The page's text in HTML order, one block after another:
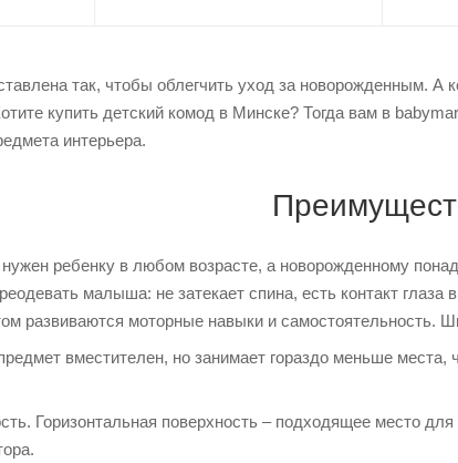
так, чтобы облегчить уход за новорожденным.
купить детский комод в Минске? Тогда вам в
интерьера.
ребенку в любом возрасте, а новорожденному
малыша: не затекает спина, есть контакт
развиваются моторные навыки и самостоятельность.
вместителен, но занимает гораздо меньше
Горизонтальная поверхность – подходящее место